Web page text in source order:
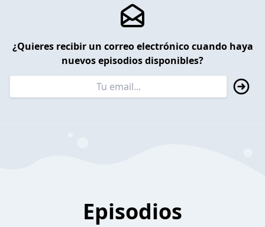
¿Quieres recibir un correo electrónico cuando haya
nuevos episodios disponibles?
Episodios